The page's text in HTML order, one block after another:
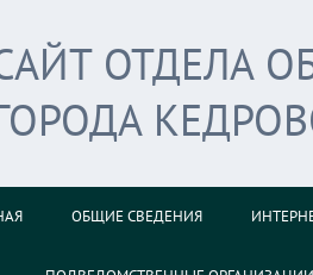
ОТДЕЛА
ОБЩИЕ СВЕДЕНИЯ